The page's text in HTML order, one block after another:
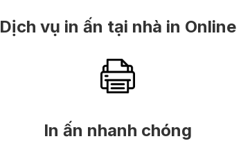
Dịch vụ in ấn tại nhà in Online
In ấn nhanh chóng